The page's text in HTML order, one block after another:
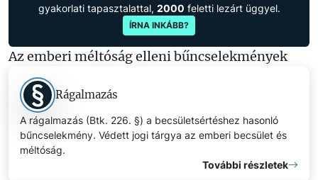
gyakorlati tapasztalattal, 2000 feletti lezárt üggyel.
ÍRNA INKÁBB?
Az emberi méltóság elleni bűncselekmények
Rágalmazás
A rágalmazás (Btk. 226. §) a becsületsértéshez hasonló
bűncselekmény. Védett jogi tárgya az emberi becsület és
méltóság.
További részletek